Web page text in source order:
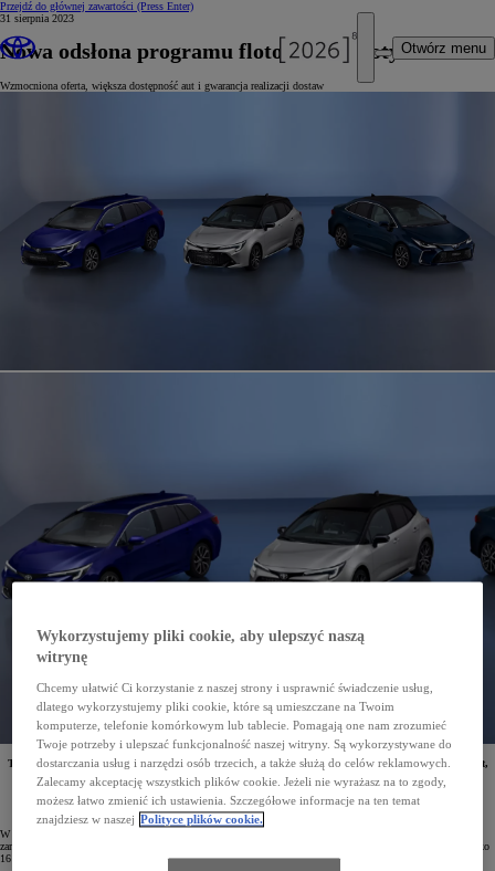
Przejdź do głównej zawartości (Press Enter)
Otwórz menu
31 sierpnia 2023
Nowa odsłona programu flotowego Toyoty
Wzmocniona oferta, większa dostępność aut i gwarancja realizacji dostaw
Toyota rusza z nową odsłoną programu flotowego. Swoim klientom proponuje pełną dostępność aut,
elastyczne formy finansowania samochodów, gwarancję warunków oraz realizacji dostaw. Doradcy
flotowi oraz samochody testowe są na każdej stacji dilerskiej.
W 2023 roku Toyota jest liderem rynku flotowego, w którym ma 16,6% udziału. Od stycznia do lipca firmy
zarejestrowały 38 174 aut Toyoty. Jest to o 18% więcej niż w analogicznym okresie roku ubiegłego (i o blisko
16 tys. egz. więcej niż konkurent zajmujący drugie miejsce w zestawieniu).
Wykorzystujemy pliki cookie, aby ulepszyć naszą
witrynę
Chcemy ułatwić Ci korzystanie z naszej strony i usprawnić świadczenie usług,
dlatego wykorzystujemy pliki cookie, które są umieszczane na Twoim
komputerze, telefonie komórkowym lub tablecie. Pomagają one nam zrozumieć
Twoje potrzeby i ulepszać funkcjonalność naszej witryny. Są wykorzystywane do
dostarczania usług i narzędzi osób trzecich, a także służą do celów reklamowych.
Zalecamy akceptację wszystkich plików cookie. Jeżeli nie wyrażasz na to zgody,
możesz łatwo zmienić ich ustawienia. Szczegółowe informacje na ten temat
znajdziesz w naszej Polityce plików cookie.